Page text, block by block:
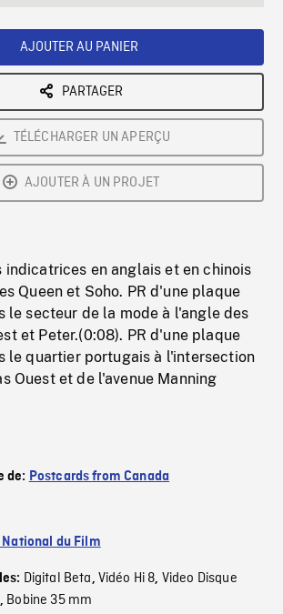
AJOUTER AU PANIER
PARTAGER
TÉLÉCHARGER UN APERÇU
AJOUTER À UN PROJET
indicatrices en anglais et en chinois
Queen et Soho. PR d'une plaque
le secteur de la mode à l'angle des
et Peter.(0:08). PR d'une plaque
le quartier portugais à l'intersection
Ouest et de l'avenue Manning
de: Postcards from Canada
du Film
Digital Beta, Vidéo Hi 8, Video Disque
, Bobine 35 mm